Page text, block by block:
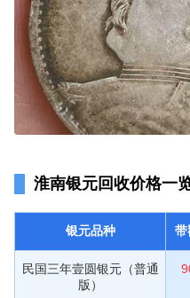
淮南银元回收价格一
银元品种 带
民国三年壹圆银元（普通
版）